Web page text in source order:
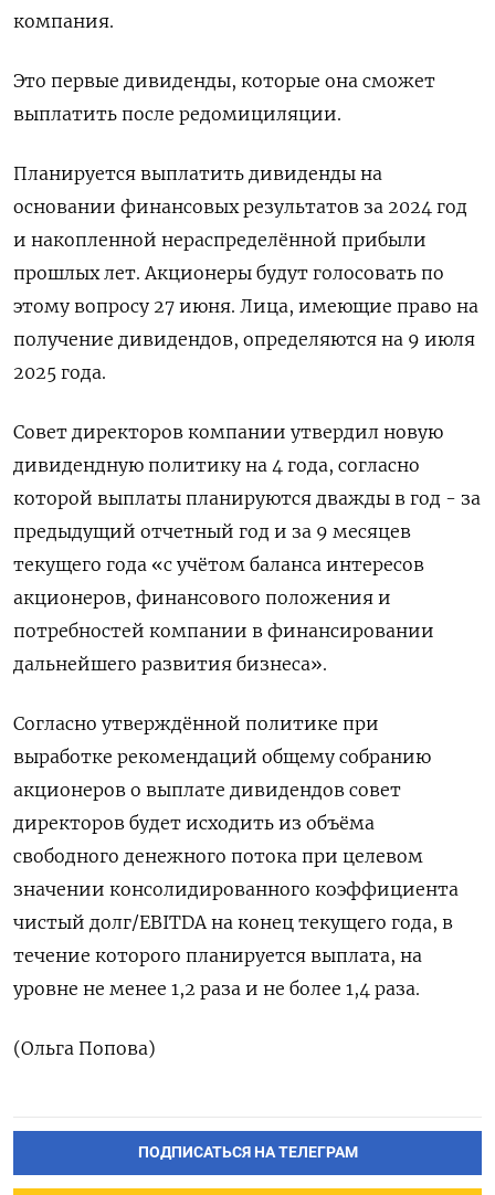
компания.
Это первые дивиденды, которые она сможет
выплатить после редомициляции.
Планируется выплатить дивиденды на
основании финансовых результатов за 2024 год
и накопленной нераспределённой прибыли
прошлых лет. Акционеры будут голосовать по
этому вопросу 27 июня. Лица, имеющие право на
получение дивидендов, определяются на 9 июля
2025 года.
Совет директоров компании утвердил новую
дивидендную политику на 4 года, согласно
которой выплаты планируются дважды в год - за
предыдущий отчетный год и за 9 месяцев
текущего года «с учётом баланса интересов
акционеров, финансового положения и
потребностей компании в финансировании
дальнейшего развития бизнеса».
Согласно утверждённой политике при
выработке рекомендаций общему собранию
акционеров о выплате дивидендов совет
директоров будет исходить из объёма
свободного денежного потока при целевом
значении консолидированного коэффициента
чистый долг/EBITDA на конец текущего года, в
течение которого планируется выплата, на
уровне не менее 1,2 раза и не более 1,4 раза.
(Ольга Попова)
ПОДПИСАТЬСЯ НА ТЕЛЕГРАМ